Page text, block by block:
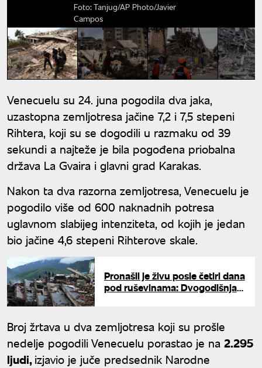
Foto: Tanjug/AP Photo/Javier
Campos
Venecuelu su 24. juna pogodila dva jaka,
uzastopna zemljotresa jačine 7,2 i 7,5 stepeni
Rihtera, koji su se dogodili u razmaku od 39
sekundi a najteže je bila pogođena priobalna
država La Gvaira i glavni grad Karakas.
Nakon ta dva razorna zemljotresa, Venecuelu je
pogodilo više od 600 naknadnih potresa
uglavnom slabijeg intenziteta, od kojih je jedan
bio jačine 4,6 stepeni Rihterove skale.
Pronašli je živu posle četiri dana
pod ruševinama: Dvogodišnja
Broj žrtava u dva zemljotresa koji su prošle
nedelje pogodili Venecuelu porastao je na 2.295
ljudi,izjavio je juče predsednik Narodne